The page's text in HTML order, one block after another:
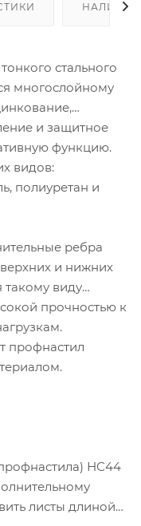
НАЛИЧИЕ
стального
многослойному
и защитное
функцию.
видов:
полиуретан и
ребра
и нижних
такому виду
прочностью к
профнастил
НС44
листы длиной